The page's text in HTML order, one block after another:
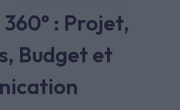
: Projet,
Budget et